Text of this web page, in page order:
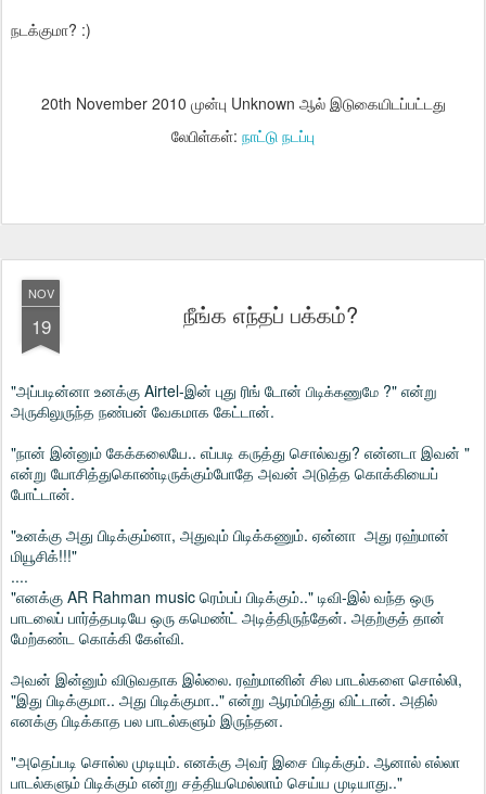
நடக்குமா? :)
20th November 2010 முன்பு Unknown ஆல் இடுகையிடப்பட்டது
லேபிள்கள்: நாட்டு நடப்பு
NOV
19 நீங்க எந்தப் பக்கம்?
"அப்படின்னா உனக்கு Airtel-இன் புது ரிங் டோன் பிடிக்கணுமே ?" என்று
அருகிலுருந்த நண்பன் வேகமாக கேட்டான்.
"நான் இன்னும் கேக்கலையே.. எப்படி கருத்து சொல்வது? என்னடா இவன் "
என்று யோசித்துகொண்டிருக்கும்போதே அவன் அடுத்த கொக்கியைப்
போட்டான்.
"உனக்கு அது பிடிக்கும்னா, அதுவும் பிடிக்கணும். ஏன்னா அது ரஹ்மான்
மியூசிக்!!!"
....
"எனக்கு AR Rahman music ரெம்பப் பிடிக்கும்.." டிவி-இல் வந்த ஒரு
பாடலைப் பார்த்தபடியே ஒரு கமெண்ட் அடித்திருந்தேன். அதற்குத் தான்
மேற்கண்ட கொக்கி கேள்வி.
அவன் இன்னும் விடுவதாக இல்லை. ரஹ்மானின் சில பாடல்களை சொல்லி,
"இது பிடிக்குமா.. அது பிடிக்குமா.." என்று ஆரம்பித்து விட்டான். அதில்
எனக்கு பிடிக்காத பல பாடல்களும் இருந்தன.
"அதெப்படி சொல்ல முடியும். எனக்கு அவர் இசை பிடிக்கும். ஆனால் எல்லா
பாடல்களும் பிடிக்கும் என்று சத்தியமெல்லாம் செய்ய முடியாது.."